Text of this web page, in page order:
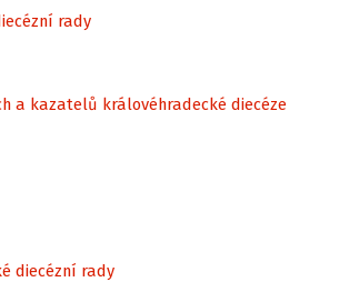
rady
a kazatelů královéhradecké diecéze
diecézní rady